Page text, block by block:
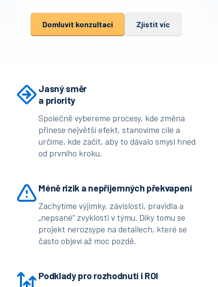
Domluvit konzultaci Zjistit víc
Jasný směr
a priority
Společně vybereme procesy, kde změna
přinese největší efekt, stanovíme cíle a
určíme, kde začít, aby to dávalo smysl hned
od prvního kroku.
Méně rizik a nepříjemných překvapení
Zachytíme výjimky, závislosti, pravidla a
„nepsané“ zvyklosti v týmu. Díky tomu se
projekt nerozsype na detailech, které se
často objeví až moc pozdě.
Podklady pro rozhodnutí i ROI